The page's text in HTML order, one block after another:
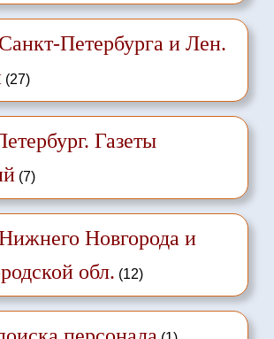
Петербурга и Лен.
(27)
Газеты
(7)
Новгорода и
обл. (12)